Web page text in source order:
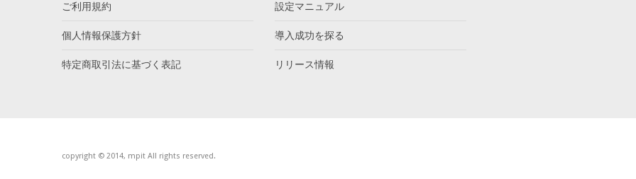
ご利用規約
個人情報保護方針
特定商取引法に基づく表記
設定マニュアル
導入成功を探る
リリース情報
copyright © 2014, mpit All rights reserved.